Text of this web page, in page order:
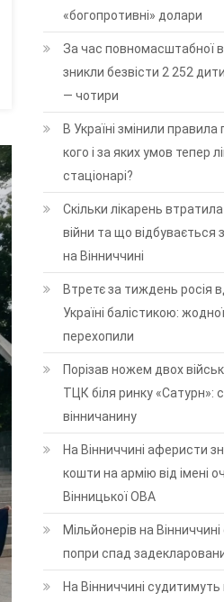
«богопротивні» долари
За час повномасштабної
зникли безвісти 2 252
— чотири
В Україні змінили правила
кого і за яких умов тепер
стаціонарі?
Скільки лікарень
війни та що
на Вінниччині
Втретє за тиждень росія
Україні балістикою:
перехопили
Порізав ножем двох
ТЦК біля ринку «Сатурн»:
вінничанину
На Вінниччині аферисти
кошти на армію від імені
Вінницької ОВА
Мільйонерів на
попри спад
На Вінниччині судитимуть